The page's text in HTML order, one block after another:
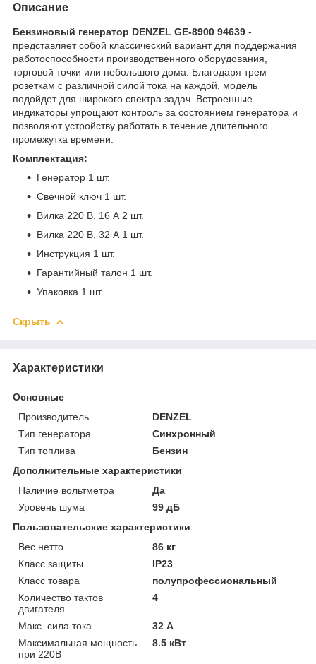
Описание
Бензиновый генератор DENZEL GE-8900 94639 -
представляет собой классический вариант для поддержания
работоспособности производственного оборудования,
торговой точки или небольшого дома. Благодаря трем
розеткам с различной силой тока на каждой, модель
подойдет для широкого спектра задач. Встроенные
индикаторы упрощают контроль за состоянием генератора и
позволяют устройству работать в течение длительного
промежутка времени.
Комплектация:
Генератор 1 шт.
Свечной ключ 1 шт.
Вилка 220 В, 16 А 2 шт.
Вилка 220 В, 32 А 1 шт.
Инструкция 1 шт.
Гарантийный талон 1 шт.
Упаковка 1 шт.
Скрыть
Характеристики
Основные
Производитель
DENZEL
Тип генератора
Синхронный
Тип топлива
Бензин
Дополнительные характеристики
Наличие вольтметра
Да
Уровень шума
99 дБ
Пользовательские характеристики
Вес нетто
86 кг
Класс защиты
IP23
Класс товара
полупрофессиональный
Количество тактов
двигателя
4
Макс. сила тока
32 А
Максимальная мощность
при 220В
8.5 кВт